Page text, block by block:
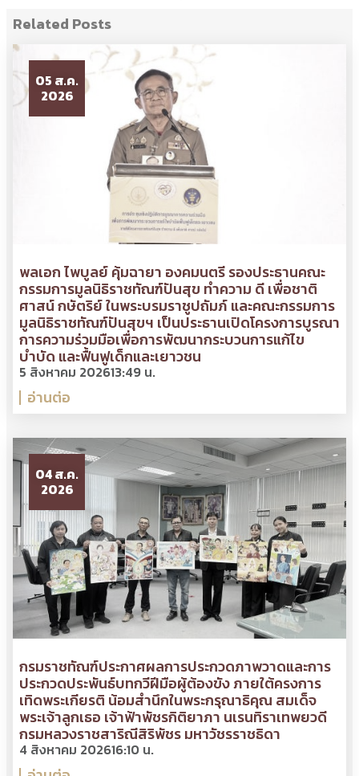
Related Posts
05 ส.ค.
2026
พลเอก ไพบูลย์ คุ้มฉายา องคมนตรี รองประธานคณะ
กรรมการมูลนิธิราชทัณฑ์ปันสุข ทำความ ดี เพื่อชาติ
ศาสน์ กษัตริย์ ในพระบรมราชูปถัมภ์ และคณะกรรมการ
มูลนิธิราชทัณฑ์ปันสุขฯ เป็นประธานเปิดโครงการบูรณา
การความร่วมมือเพื่อการพัฒนากระบวนการแก้ไข
บำบัด และฟื้นฟูเด็กและเยาวชน
5 สิงหาคม 202613:49 น.
อ่านต่อ
04 ส.ค.
2026
กรมราชทัณฑ์ประกาศผลการประกวดภาพวาดและการ
ประกวดประพันธ์บทกวีฝีมือผู้ต้องขัง ภายใต้ครงการ
เทิดพระเกียรติ น้อมสำนึกในพระกรุณาธิคุณ สมเด็จ
พระเจ้าลูกเธอ เจ้าฟ้าพัชรกิติยาภา นเรนทิราเทพยวดี
กรมหลวงราชสาริณีสิริพัชร มหาวัชรราชธิดา
4 สิงหาคม 202616:10 น.